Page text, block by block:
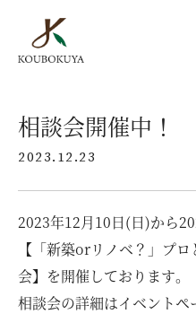
KOUBOKUYAの家
施工事例
ラインナップ
モデルハウス（
相談会開催中！
2023.12.23
2023年12月10日(日)から
【「新築orリノベ？」プ
会】を開催しております。
相談会の詳細はイベント